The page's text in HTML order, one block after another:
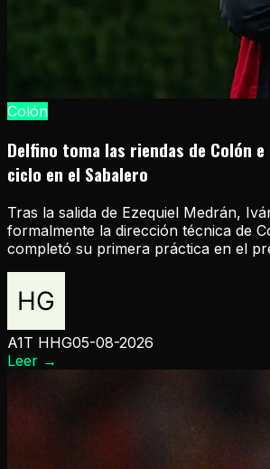
Colón
Delfino toma las riendas de Colón
ciclo en el Sabalero
Tras la salida de Ezequiel Medrán,
formalmente la dirección técnica de
completó su primera práctica en el
A1T HHG05-08-2026
Leer →